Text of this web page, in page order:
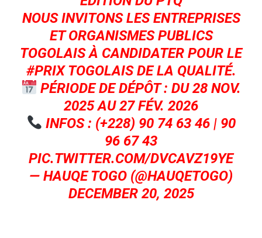
NOUS INVITONS LES ENTREPRISES
ET ORGANISMES PUBLICS
TOGOLAIS À CANDIDATER POUR LE
#PRIXTOGOLAIS DE LA QUALITÉ.
PÉRIODE DE DÉPÔT : DU 28 NOV.
2025 AU 27 FÉV. 2026
INFOS : (+228) 90 74 63 46 | 90
96 67 43
PIC.TWITTER.COM/DVCAVZ19YE
— HAUQE TOGO (@HAUQETOGO)
DECEMBER 20, 2025